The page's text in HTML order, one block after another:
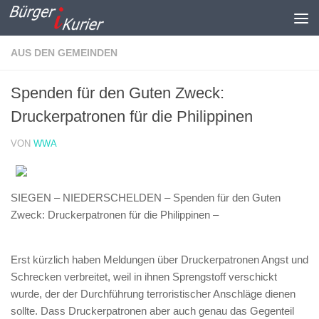
Zum Inhalt springen
AUS DEN GEMEINDEN
Spenden für den Guten Zweck:
Druckerpatronen für die Philippinen
VON WWA
SIEGEN – NIEDERSCHELDEN – Spenden für den Guten
Zweck: Druckerpatronen für die Philippinen –
Erst kürzlich haben Meldungen über Druckerpatronen Angst und
Schrecken verbreitet, weil in ihnen Sprengstoff verschickt
wurde, der der Durchführung terroristischer Anschläge dienen
sollte. Dass Druckerpatronen aber auch genau das Gegenteil